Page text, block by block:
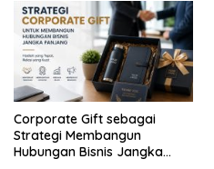
Corporate Gift sebagai
Strategi Membangun
Hubungan Bisnis Jangka